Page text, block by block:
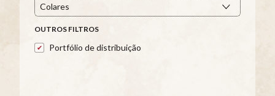
OUTROS FILTROS
Portfólio de distribuição